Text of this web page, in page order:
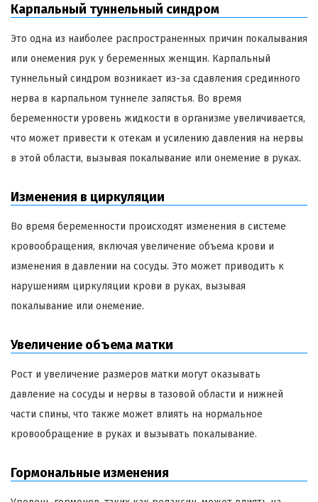
Карпальный туннельный синдром
Это одна из наиболее распространенных причин покалывания
или онемения рук у беременных женщин. Карпальный
туннельный синдром возникает из-за сдавления срединного
нерва в карпальном туннеле запястья. Во время
беременности уровень жидкости в организме увеличивается,
что может привести к отекам и усилению давления на нервы
в этой области, вызывая покалывание или онемение в руках.
Изменения в циркуляции
Во время беременности происходят изменения в системе
кровообращения, включая увеличение объема крови и
изменения в давлении на сосуды. Это может приводить к
нарушениям циркуляции крови в руках, вызывая
покалывание или онемение.
Увеличение объема матки
Рост и увеличение размеров матки могут оказывать
давление на сосуды и нервы в тазовой области и нижней
части спины, что также может влиять на нормальное
кровообращение в руках и вызывать покалывание.
Гормональные изменения